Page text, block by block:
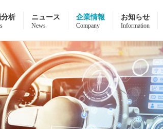
析 ニュース
News
企業情報
Company
お知らせ
Information